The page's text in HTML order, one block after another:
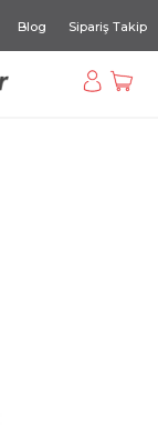
Blog Sipariş Takip